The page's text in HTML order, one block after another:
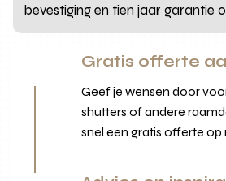
bevestiging en tien jaar garantie
Gratis offerte
Geef je wensen door
shutters of andere
snel een gratis offerte op